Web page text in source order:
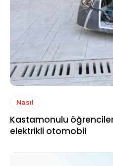
Nasıl
Kastamonulu
elektrikli otomobil